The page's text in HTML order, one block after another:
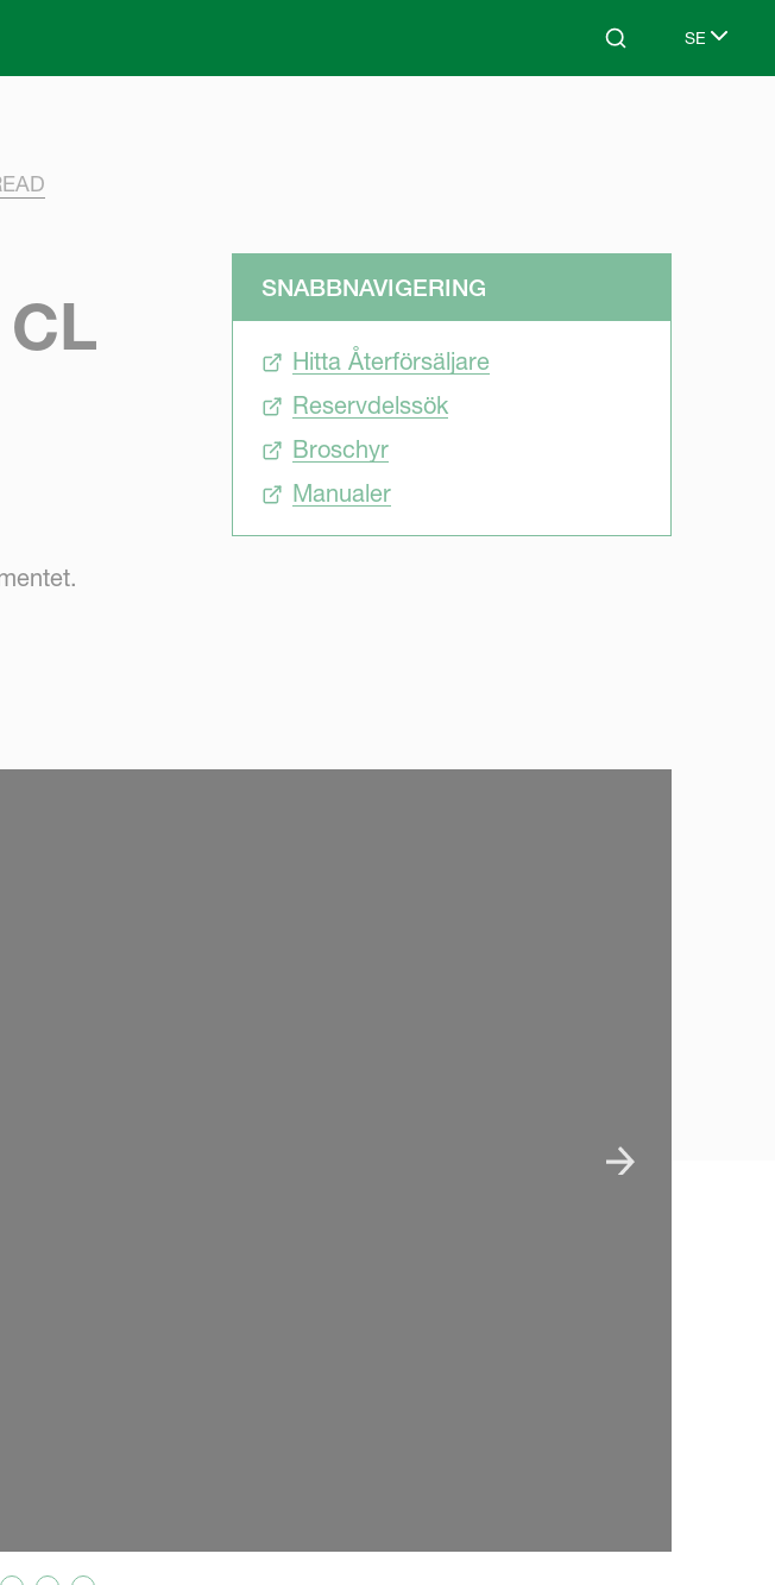
Search SE
Select
SNABBNAVIGERING
Hitta Återförsäljare
Reservdelssök
Broschyr
Manualer